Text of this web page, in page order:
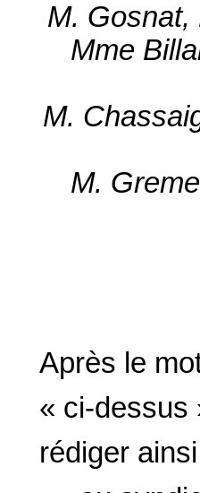
M. Gosnat,
Mme
M.
M.
Après le
« ci-dessus
rédiger